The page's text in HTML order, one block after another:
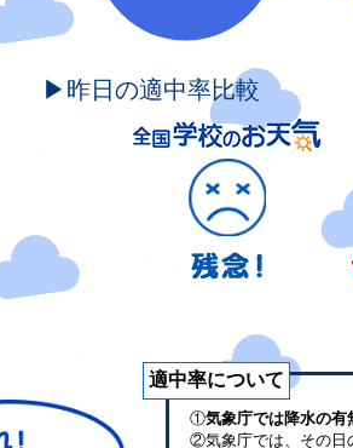
▶昨日の適中率比較
適中率について
①気象庁では降水の有
②気象庁では、その日